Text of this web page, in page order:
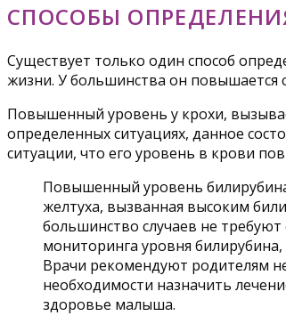
СПОСОБЫ
Существует только один способ
жизни. У большинства он повышается
Повышенный уровень у крохи,
определенных ситуациях, данное
ситуации, что его уровень в крови
Повышенный уровень
желтуха, вызванная высоким
большинство случаев не
мониторинга уровня
Врачи рекомендуют родителям
необходимости назначить
здоровье малыша.